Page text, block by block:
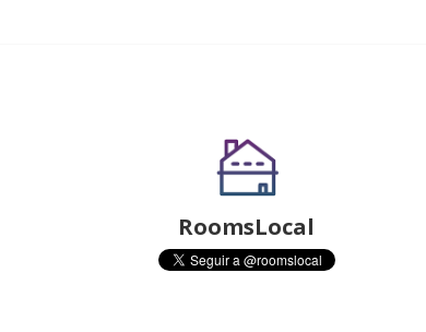
RoomsLocal